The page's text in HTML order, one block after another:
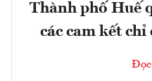
Thành phố Huế
các cam kết
Đọc